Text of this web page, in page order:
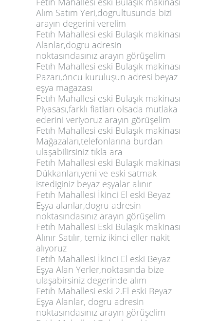
Alım Satım Yeri,dogrultusunda bizi
arayın degerini verelim
Fetıh Mahallesi eski Bulaşık makinası
Alanlar,dogru adresin
noktasındasınız arayın görüşelim
Fetıh Mahallesi eski Bulaşık makinası
Pazarı,öncu kuruluşun adresi beyaz
eşya magazası
Fetıh Mahallesi eski Bulaşık makinası
Piyasası,farklı fiatları olsada mutlaka
ederini veriyoruz arayın görüşelim
Fetıh Mahallesi eski Bulaşık makinası
Mağazaları,telefonlarına burdan
ulaşabilirsiniz tıkla ara
Fetıh Mahallesi eski Bulaşık makinası
Dükkanları,yeni ve eski satmak
istediginiz beyaz eşyalar alınır
Fetıh Mahallesi İkinci El eski Beyaz
Eşya alanlar,dogru adresin
noktasındasınız arayın görüşelim
Fetıh Mahallesi Eski Bulaşık makinası
Alınır Satılır, temiz ikinci eller nakit
alıyoruz
Fetıh Mahallesi İkinci El eski Beyaz
Eşya Alan Yerler,noktasında bize
ulaşabirsiniz degerinde alım
Fetıh Mahallesi eski 2.El eski Beyaz
Eşya Alanlar, dogru adresin
noktasındasınız arayın görüşelim